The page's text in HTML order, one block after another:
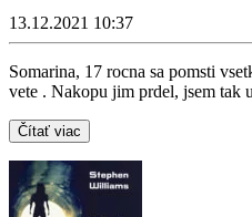
13.12.2021 10:37
Somarina, 17 rocna sa pomsti
vete . Nakopu jim prdel, jsem tak
Čítať viac